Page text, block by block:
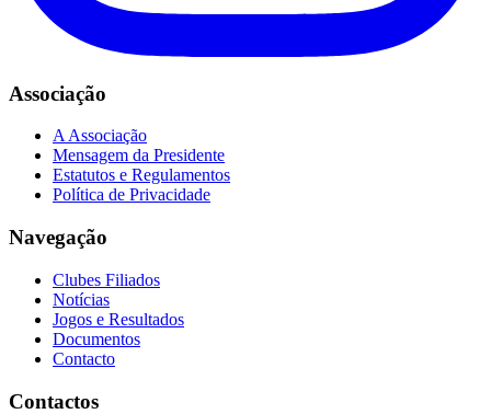
Associação
A Associação
Mensagem da Presidente
Estatutos e Regulamentos
Política de Privacidade
Navegação
Clubes Filiados
Notícias
Jogos e Resultados
Documentos
Contacto
Contactos